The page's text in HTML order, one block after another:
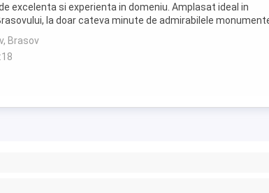
excelenta si experienta in domeniu. Amplasat ideal in
la doar cateva minute de admirabilele
...
Brasov